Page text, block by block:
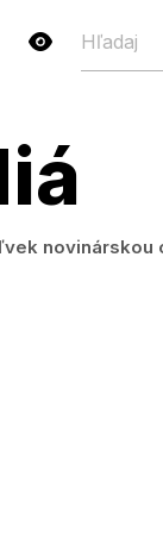
novinárskou